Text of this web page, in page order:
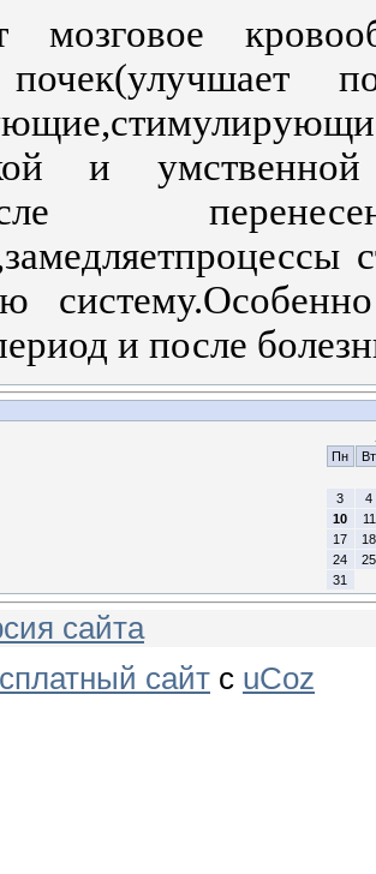
мозговое
и умственной
и после
Пн
Вт
3
4
10
11
17
18
24
25
31
сайта
сайт с uCoz